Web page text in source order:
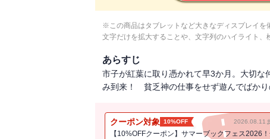
※この商品はタブレットなど大きなディスプレイを
文字だけを拡大することや、文字列のハイライト、
あらすじ
市子が紅葉に取り憑かれて早3か月。大切
み到来！ 貧乏神の仕事をせず遊んでばか
クーポン対象 10%OFF 2026.08.11
【10%OFFクーポン】サマーブックフェス2026